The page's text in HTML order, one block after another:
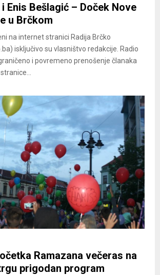
Enis Bešlagić – Doček Nove
u Brčkom
na internet stranici Radija Brčko
isključivo su vlasništvo redakcije. Radio
i povremeno prenošenje članaka
Ramazana večeras na
prigodan program